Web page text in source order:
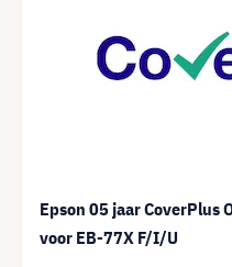
Epson 05 jaar CoverPlus
voor EB-77X F/I/U